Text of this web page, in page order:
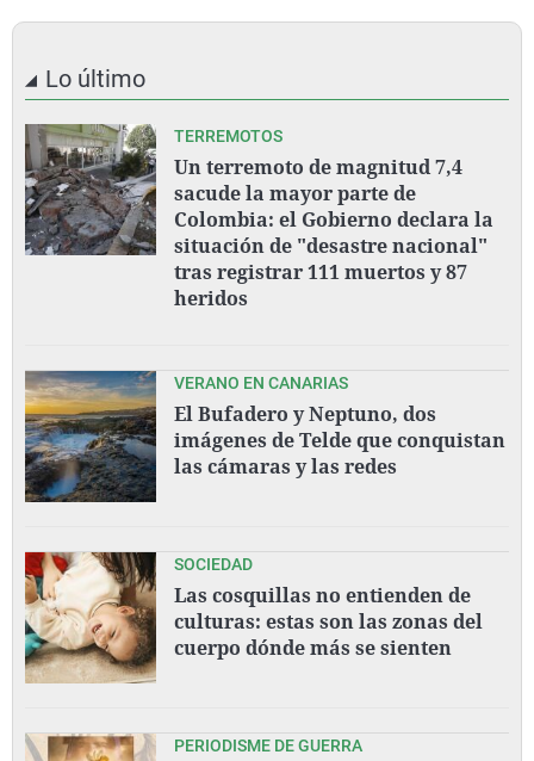
Lo último
TERREMOTOS
Un terremoto de magnitud 7,4
sacude la mayor parte de
Colombia: el Gobierno declara la
situación de "desastre nacional"
tras registrar 111 muertos y 87
heridos
VERANO EN CANARIAS
El Bufadero y Neptuno, dos
imágenes de Telde que conquistan
las cámaras y las redes
SOCIEDAD
Las cosquillas no entienden de
culturas: estas son las zonas del
cuerpo dónde más se sienten
PERIODISME DE GUERRA